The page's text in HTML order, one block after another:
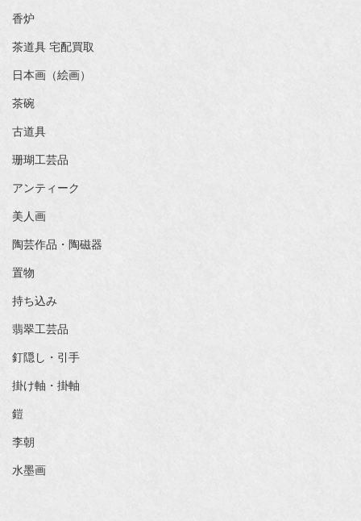
香炉
茶道具 宅配買取
日本画（絵画）
茶碗
古道具
珊瑚工芸品
アンティーク
美人画
陶芸作品・陶磁器
置物
持ち込み
翡翠工芸品
釘隠し・引手
掛け軸・掛軸
鎧
李朝
水墨画